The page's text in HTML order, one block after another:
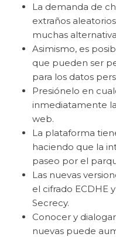
La demanda de
extraños
muchas
Asimismo, es
que pueden ser
para los datos
Presiónelo en
inmediatamente
web.
La plataforma
haciendo que la
paseo por el
Las nuevas
el cifrado ECDHE
Secrecy.
Conocer y
nuevas puede